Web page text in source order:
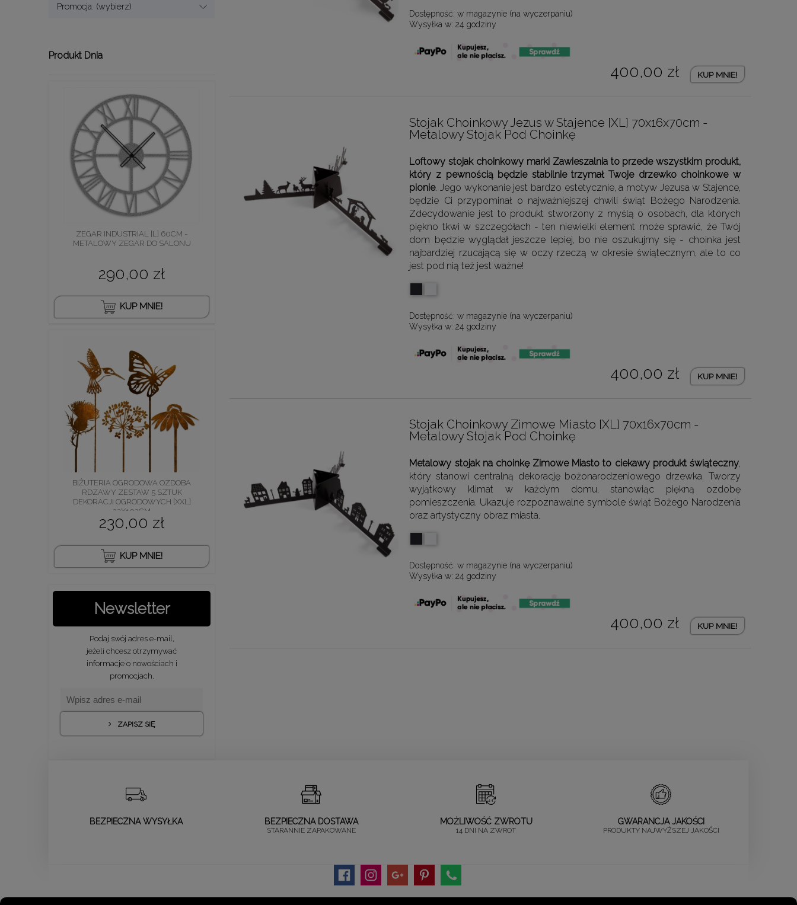
Promocja: (wybierz)
Produkt Dnia
ZEGAR INDUSTRIAL [L] 60CM -
METALOWY ZEGAR DO SALONU
290,00 zł
KUP MNIE!
BIŻUTERIA OGRODOWA OZDOBA
RDZAWY ZESTAW 5 SZTUK
DEKORACJI OGRODOWYCH [XXL]
22X102CM
230,00 zł
KUP MNIE!
Newsletter
Podaj swój adres e-mail,
jeżeli chcesz otrzymywać
informacje o nowościach i
promocjach.
ZAPISZ SIĘ
Dostępność: w magazynie (na wyczerpaniu)
Wysyłka w: 24 godziny
400,00 zł KUP MNIE!
Stojak Choinkowy Jezus w Stajence [XL] 70x16x70cm -
Metalowy Stojak Pod Choinkę
Loftowy stojak choinkowy marki Zawieszalnia to przede wszystkim produkt,
który z pewnością będzie stabilnie trzymał Twoje drzewko choinkowe w
pionie. Jego wykonanie jest bardzo estetycznie, a motyw Jezusa w Stajence,
będzie Ci przypominał o najważniejszej chwili świąt Bożego Narodzenia.
Zdecydowanie jest to produkt stworzony z myślą o osobach, dla których
piękno tkwi w szczegółach - ten niewielki element może sprawić, że Twój
dom będzie wyglądał jeszcze lepiej, bo nie oszukujmy się - choinka jest
najbardziej rzucającą się w oczy rzeczą w okresie świątecznym, ale to co
jest pod nią też jest ważne!
Dostępność: w magazynie (na wyczerpaniu)
Wysyłka w: 24 godziny
400,00 zł KUP MNIE!
Stojak Choinkowy Zimowe Miasto [XL] 70x16x70cm -
Metalowy Stojak Pod Choinkę
Metalowy stojak na choinkę Zimowe Miasto to ciekawy produkt świąteczny,
który stanowi centralną dekorację bożonarodzeniowego drzewka. Tworzy
wyjątkowy klimat w każdym domu, stanowiąc piękną ozdobę
pomieszczenia. Ukazuje rozpoznawalne symbole świąt Bożego Narodzenia
oraz artystyczny obraz miasta.
Dostępność: w magazynie (na wyczerpaniu)
Wysyłka w: 24 godziny
400,00 zł KUP MNIE!
BEZPIECZNA WYSYŁKA BEZPIECZNA DOSTAWA
STARANNIE ZAPAKOWANE
MOŻLIWOŚĆ ZWROTU
14 DNI NA ZWROT
GWARANCJA JAKOŚCI
PRODUKTY NAJWYŻSZEJ JAKOŚCI